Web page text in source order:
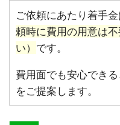
ご依頼にあたり着手
頼時に費用の用意は
い） です。
費用面でも安心でき
をご提案します。